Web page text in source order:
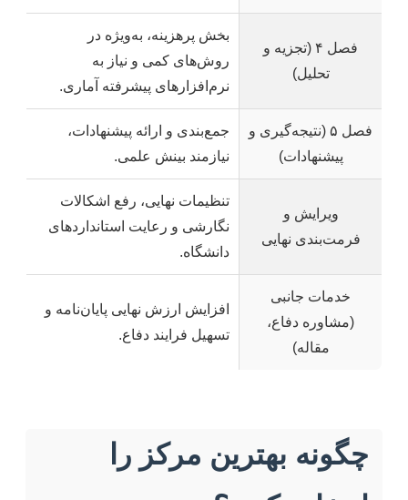
فصل ۴ (تجزیه و
تحلیل)
بخش پرهزینه، به‌ویژه در
روش‌های کمی و نیاز به
نرم‌افزارهای پیشرفته آماری.
فصل ۵ (نتیجه‌گیری و
پیشنهادات)
جمع‌بندی و ارائه پیشنهادات،
نیازمند بینش علمی.
ویرایش و
فرمت‌بندی نهایی
تنظیمات نهایی، رفع اشکالات
نگارشی و رعایت استانداردهای
دانشگاه.
خدمات جانبی
(مشاوره دفاع،
مقاله)
افزایش ارزش نهایی پایان‌نامه و
تسهیل فرایند دفاع.
چگونه بهترین مرکز را